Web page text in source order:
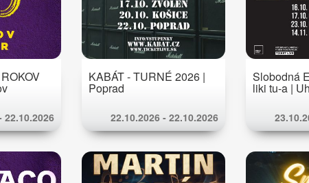
22.10.2026
KABÁT - TURNÉ 2026 |
Poprad
22.10.2026 - 22.10.2026
Slobodná
liki tu-a |